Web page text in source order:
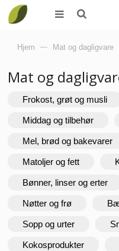
Hjem — Mat og dagligvare
Mat og
Frokost, grøt og musli
Middag og tilbehør
Mel, brød og bakevarer
Matoljer og fett
Bønner, linser og erter
Nøtter og frø
Sopp og urter
Kokosprodukter